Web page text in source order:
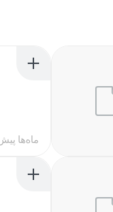
7 ماه‌ها